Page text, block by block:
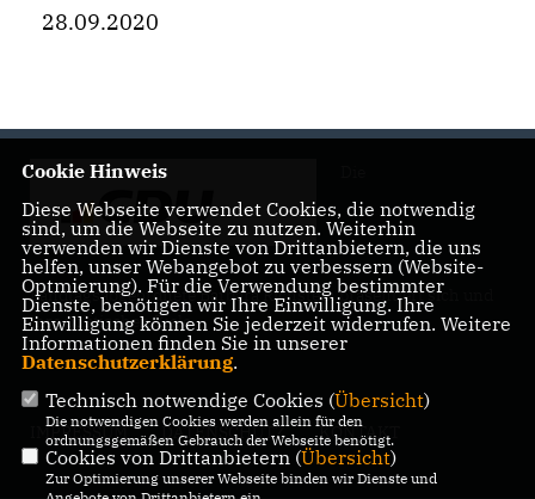
28.09.2020
Landtagsabgeordnete Barbara Richstein präsentiert sich und
ihre politischen Ziele.
IMPRESSUM DATENSCHUTZ KONTAKT
Cookie Hinweis
Diese Webseite verwendet Cookies, die notwendig
sind, um die Webseite zu nutzen. Weiterhin
verwenden wir Dienste von Drittanbietern, die uns
helfen, unser Webangebot zu verbessern (Website-
Optmierung). Für die Verwendung bestimmter
Dienste, benötigen wir Ihre Einwilligung. Ihre
Einwilligung können Sie jederzeit widerrufen. Weitere
Informationen finden Sie in unserer
Datenschutzerklärung.
Technisch notwendige Cookies (Übersicht)
Die notwendigen Cookies werden allein für den
ordnungsgemäßen Gebrauch der Webseite benötigt.
Cookies von Drittanbietern (Übersicht)
Zur Optimierung unserer Webseite binden wir Dienste und